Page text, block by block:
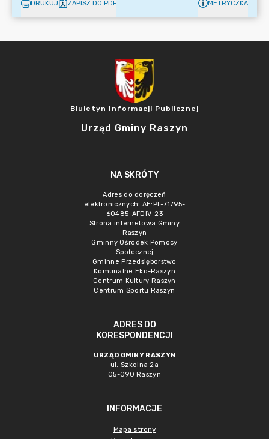
DRUKUJ ZAPISZ DO PDF METRYCZKA
Biuletyn Informacji Publicznej
Urząd Gminy Raszyn
NA SKRÓTY
Adres do doręczeń
elektronicznych: AE:PL-71795-
60485-AFDIV-23
Strona internetowa Gminy
Raszyn
Gminny Ośrodek Pomocy
Społecznej
Gminne Przedsięborstwo
Komunalne Eko-Raszyn
Centrum Kultury Raszyn
Centrum Sportu Raszyn
ADRES DO
KORESPONDENCJI
URZĄD GMINY RASZYN
ul. Szkolna 2a
05-090 Raszyn
INFORMACJE
Mapa strony